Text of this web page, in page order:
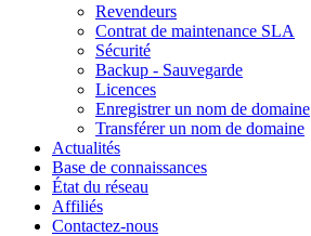
Revendeurs
Contrat de maintenance SLA
Sécurité
Backup - Sauvegarde
Licences
Enregistrer un nom de domaine
Transférer un nom de domaine
Actualités
Base de connaissances
État du réseau
Affiliés
Contactez-nous